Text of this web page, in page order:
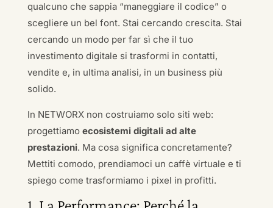
qualcuno che sappia “maneggiare il codice” o
scegliere un bel font. Stai cercando crescita. Stai
cercando un modo per far sì che il tuo
investimento digitale si trasformi in contatti,
vendite e, in ultima analisi, in un business più
solido.
In NETWORX non costruiamo solo siti web:
progettiamo ecosistemi digitali ad alte
prestazioni. Ma cosa significa concretamente?
Mettiti comodo, prendiamoci un caffè virtuale e ti
spiego come trasformiamo i pixel in profitti.